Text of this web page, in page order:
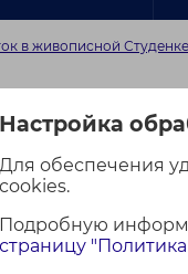
Настройка
Для обеспечения
cookies.
Подробную
страницу
в живописной